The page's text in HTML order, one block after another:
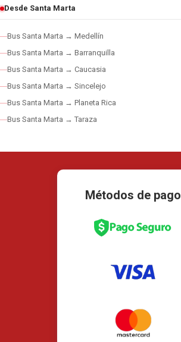
Desde Santa Marta
Bus Santa Marta → Medellín
Bus Santa Marta → Barranquilla
Bus Santa Marta → Caucasia
Bus Santa Marta → Sincelejo
Bus Santa Marta → Planeta Rica
Bus Santa Marta → Taraza
Métodos de pago